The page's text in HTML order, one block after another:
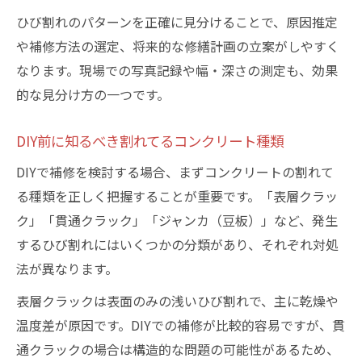
ひび割れのパターンを正確に見分けることで、原因推定
や補修方法の選定、将来的な修繕計画の立案がしやすく
なります。現場での写真記録や幅・深さの測定も、効果
的な見分け方の一つです。
DIY前に知るべき割れてるコンクリート種類
DIYで補修を検討する場合、まずコンクリートの割れて
る種類を正しく把握することが重要です。「表層クラッ
ク」「貫通クラック」「ジャンカ（豆板）」など、発生
するひび割れにはいくつかの分類があり、それぞれ対処
法が異なります。
表層クラックは表面のみの浅いひび割れで、主に乾燥や
温度差が原因です。DIYでの補修が比較的容易ですが、貫
通クラックの場合は構造的な問題の可能性があるため、